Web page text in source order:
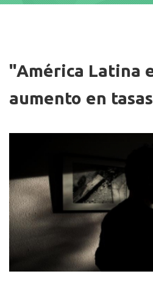
"América Latina
aumento en